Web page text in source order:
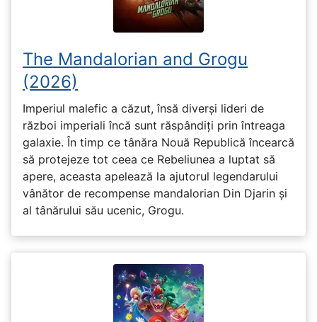
The Mandalorian and Grogu
(2026)
Imperiul malefic a căzut, însă diverși lideri de
război imperiali încă sunt răspândiți prin întreaga
galaxie. În timp ce tânăra Nouă Republică încearcă
să protejeze tot ceea ce Rebeliunea a luptat să
apere, aceasta apelează la ajutorul legendarului
vânător de recompense mandalorian Din Djarin și
al tânărului său ucenic, Grogu.